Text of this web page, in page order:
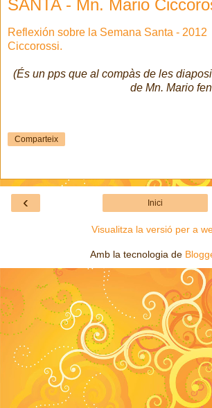
SANTA - Mn. Mario
Reflexión sobre la Semana Santa - 2012
Ciccorossi.
(És un pps que al compàs de les
de Mn. Mario
Comparteix
‹ Inici
Visualitza la versió per a
Amb la tecnologia de